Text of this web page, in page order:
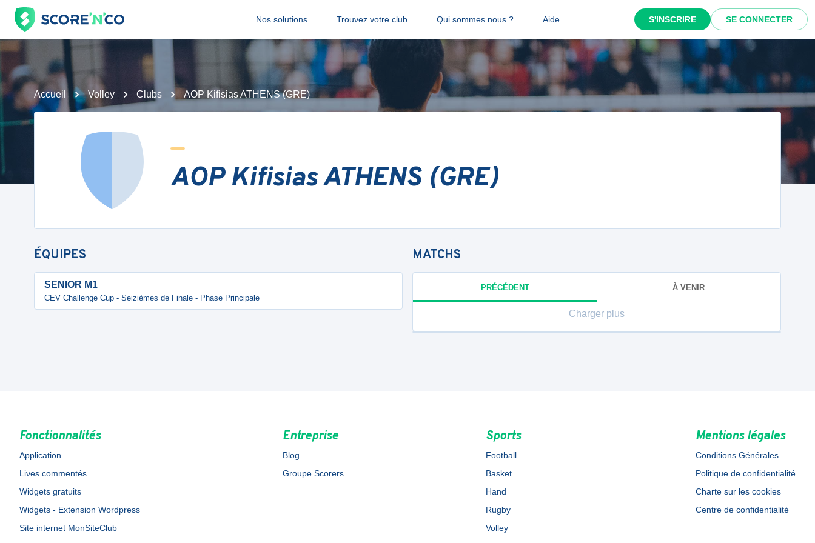
Nos solutions Trouvez votre club Qui sommes nous ? Aide S'INSCRIRE SE CONNECTER
Accueil Volley Clubs AOP Kifisias ATHENS (GRE)
AOP Kifisias ATHENS (GRE)
ÉQUIPES
SENIOR M1
CEV Challenge Cup - Seizièmes de Finale - Phase Principale
MATCHS
PRÉCÉDENT À VENIR
Charger plus
Fonctionnalités
Application
Lives commentés
Widgets gratuits
Widgets - Extension Wordpress
Site internet MonSiteClub
Entreprise
Blog
Groupe Scorers
Sports
Football
Basket
Hand
Rugby
Volley
Mentions légales
Conditions Générales
Politique de confidentialité
Charte sur les cookies
Centre de confidentialité